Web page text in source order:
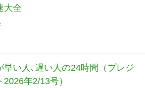
大全
早い人､遅い人の24時間（プレジ
2026年2/13号）